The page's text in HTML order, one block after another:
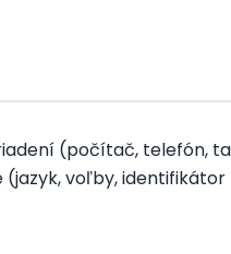
(počítač, telefón,
voľby,